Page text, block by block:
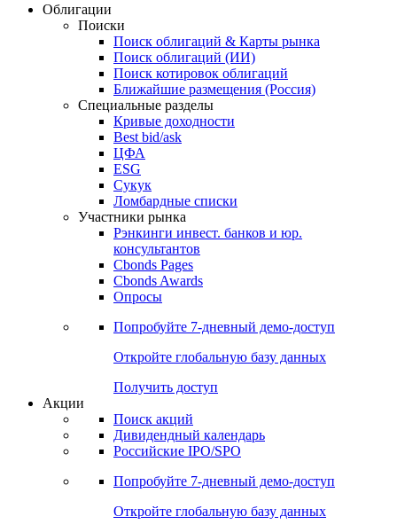
Облигации
Поиски
Поиск облигаций & Карты рынка
Поиск облигаций (ИИ)
Поиск котировок облигаций
Ближайшие размещения (Россия)
Специальные разделы
Кривые доходности
Best bid/ask
ЦФА
ESG
Сукук
Ломбардные списки
Участники рынка
Рэнкинги инвест. банков и юр.
консультантов
Cbonds Pages
Cbonds Awards
Опросы
Попробуйте 7-дневный демо-доступ
Откройте глобальную базу данных
Получить доступ
Акции
Поиск акций
Дивидендный календарь
Российские IPO/SPO
Попробуйте 7-дневный демо-доступ
Откройте глобальную базу данных